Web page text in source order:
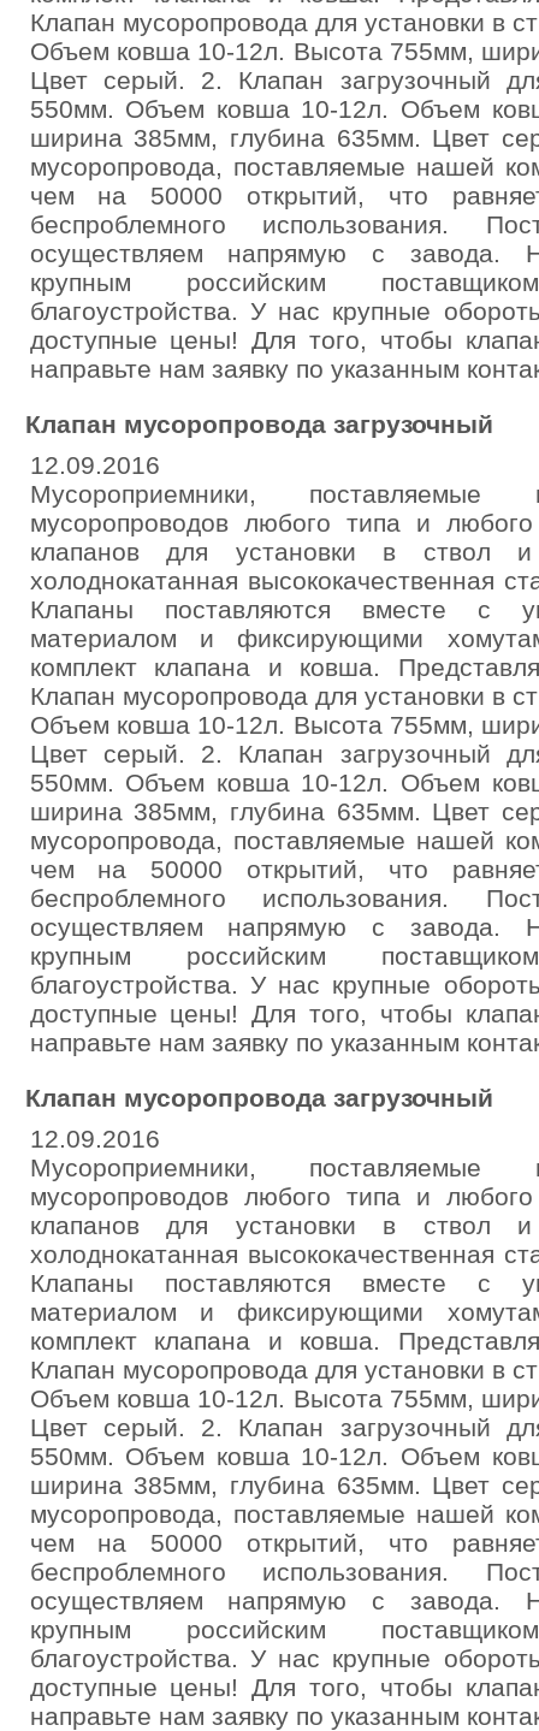
Клапан мусоропровода для установки в
Объем ковша 10-12л. Высота 755мм,
Цвет серый. 2. Клапан загрузочный
550мм. Объем ковша 10-12л. Объем
ширина 385мм, глубина 635мм. Цвет
мусоропровода, поставляемые нашей
чем на 50000 открытий, что
беспроблемного использования.
осуществляем напрямую с завода.
крупным российским
благоустройства. У нас крупные
доступные цены! Для того, чтобы
направьте нам заявку по указанным
Клапан мусоропровода загрузочный
12.09.2016
Мусороприемники,
мусоропроводов любого типа и
клапанов для установки в ствол
холоднокатанная высококачественная
Клапаны поставляются вместе с
материалом и фиксирующими
комплект клапана и ковша.
Клапан мусоропровода для установки в
Объем ковша 10-12л. Высота 755мм,
Цвет серый. 2. Клапан загрузочный
550мм. Объем ковша 10-12л. Объем
ширина 385мм, глубина 635мм. Цвет
мусоропровода, поставляемые нашей
чем на 50000 открытий, что
беспроблемного использования.
осуществляем напрямую с завода.
крупным российским
благоустройства. У нас крупные
доступные цены! Для того, чтобы
направьте нам заявку по указанным
Клапан мусоропровода загрузочный
12.09.2016
Мусороприемники,
мусоропроводов любого типа и
клапанов для установки в ствол
холоднокатанная высококачественная
Клапаны поставляются вместе с
материалом и фиксирующими
комплект клапана и ковша.
Клапан мусоропровода для установки в
Объем ковша 10-12л. Высота 755мм,
Цвет серый. 2. Клапан загрузочный
550мм. Объем ковша 10-12л. Объем
ширина 385мм, глубина 635мм. Цвет
мусоропровода, поставляемые нашей
чем на 50000 открытий, что
беспроблемного использования.
осуществляем напрямую с завода.
крупным российским
благоустройства. У нас крупные
доступные цены! Для того, чтобы
направьте нам заявку по указанным